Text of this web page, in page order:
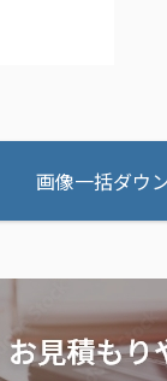
画像一括ダウ